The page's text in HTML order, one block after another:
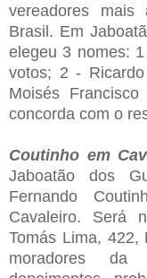
vereadores
Brasil. Em
elegeu 3 nomes:
votos; 2 -
Moisés
concorda com o
Coutinho em
Jaboatão dos
Fernando
Cavaleiro. Será
Tomás Lima,
moradores da